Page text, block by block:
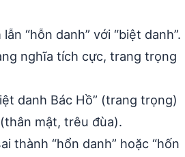
lẫn “hỗn danh” với “biệt danh”.
nghĩa tích cực, trang trọng
danh Bác Hồ” (trang trọng)
mật, trêu đùa).
thành “hổn danh” hoặc “hốn